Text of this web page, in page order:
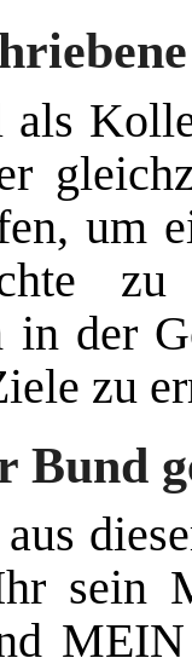
als
um
in der
zu
Bund
sein